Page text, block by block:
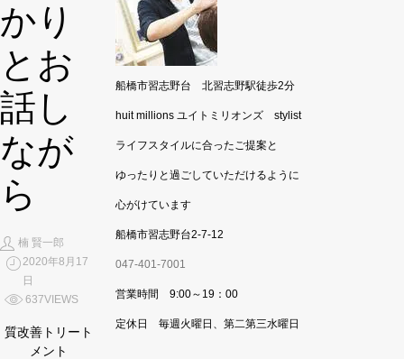
かり
とお
話し
なが
ら
楠 賢一郎
2020年8月17
日
637VIEWS
質改善トリート
メント
船橋市習志野台 北習志野駅徒歩2分
huit millions ユイトミリオンズ stylist
ライフスタイルに合ったご提案と
ゆったりと過ごしていただけるように
心がけています
船橋市習志野台2-7-12
047-401-7001
営業時間 9:00～19：00
定休日 毎週火曜日、第二第三水曜日